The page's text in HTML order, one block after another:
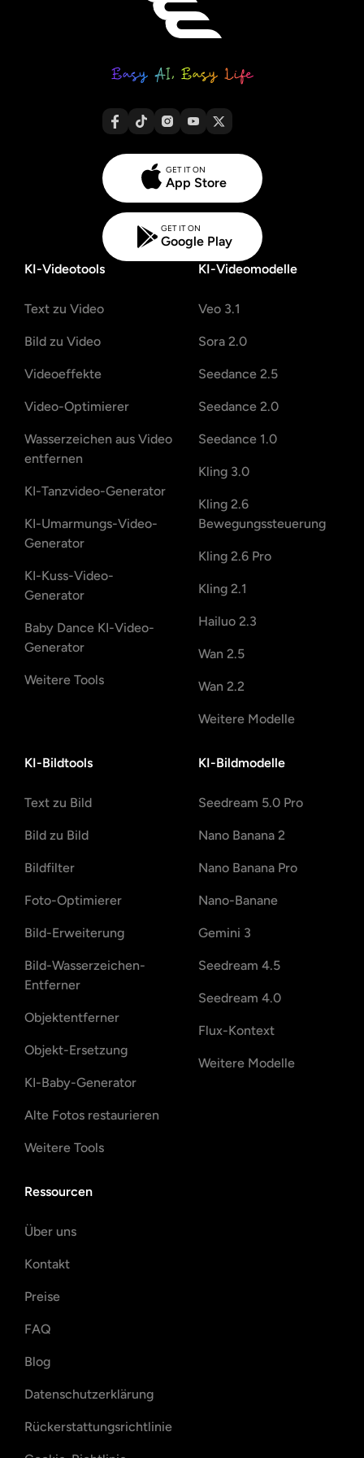
GET IT ON
App Store
GET IT ON
Google Play
KI-Videotools
Text zu Video
Bild zu Video
Videoeffekte
Video-Optimierer
Wasserzeichen aus Video
entfernen
KI-Tanzvideo-Generator
KI-Umarmungs-Video-
Generator
KI-Kuss-Video-
Generator
Baby Dance KI-Video-
Generator
Weitere Tools
KI-Videomodelle
Veo 3.1
Sora 2.0
Seedance 2.5
Seedance 2.0
Seedance 1.0
Kling 3.0
Kling 2.6
Bewegungssteuerung
Kling 2.6 Pro
Kling 2.1
Hailuo 2.3
Wan 2.5
Wan 2.2
Weitere Modelle
KI-Bildtools
Text zu Bild
Bild zu Bild
Bildfilter
Foto-Optimierer
Bild-Erweiterung
Bild-Wasserzeichen-
Entferner
Objektentferner
Objekt-Ersetzung
KI-Baby-Generator
Alte Fotos restaurieren
Weitere Tools
KI-Bildmodelle
Seedream 5.0 Pro
Nano Banana 2
Nano Banana Pro
Nano-Banane
Gemini 3
Seedream 4.5
Seedream 4.0
Flux-Kontext
Weitere Modelle
Ressourcen
Über uns
Kontakt
Preise
FAQ
Blog
Datenschutzerklärung
Rückerstattungsrichtlinie